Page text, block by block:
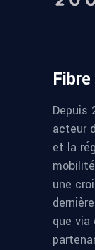
Depuis
acteur
et la
une
que via